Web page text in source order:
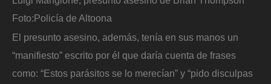
Foto:Policía de Altoona
El presunto asesino, además, tenía en sus manos un
“manifiesto” escrito por él que daría cuenta de frases
como: “Estos parásitos se lo merecían” y “pido disculpas